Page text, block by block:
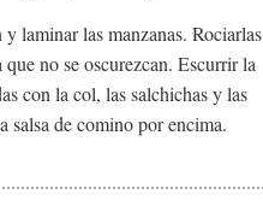
laminar las manzanas. Rociarlas
no se oscurezcan. Escurrir la
con la col, las salchichas y las
salsa de comino por encima.